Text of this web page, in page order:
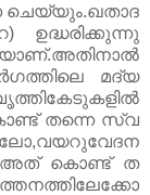
ചെയ്യും.ഖതാദ
) ഉദ്ധരിക്കുന്നു
.അതിനാൽ
മദ്യ
തന്നെ സ്വ
,വയറുവേദന
അത് കൊണ്ട്
ത